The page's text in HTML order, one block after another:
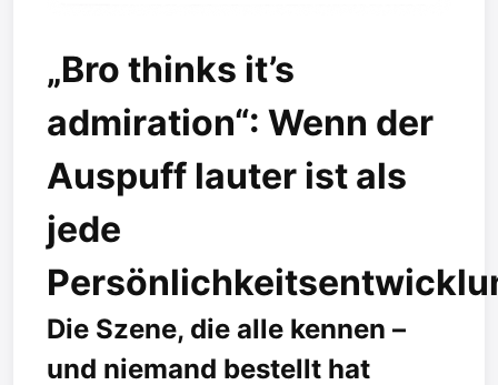
„Bro thinks it’s
admiration“: Wenn der
Auspuff lauter ist als
jede
Die Szene, die alle kennen –
und niemand bestellt hat